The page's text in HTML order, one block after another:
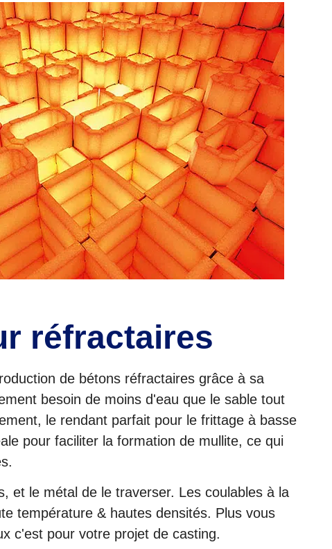
réfractaires
de bétons réfractaires grâce à sa
besoin de moins d'eau que le sable tout
le rendant parfait pour le frittage à basse
pour faciliter la formation de mullite, ce qui
et le métal de le traverser. Les coulables à la
température & hautes densités. Plus vous
c'est pour votre projet de casting.